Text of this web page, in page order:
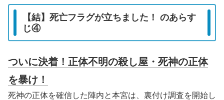
【結】死亡フラグが立ちました！ のあらす
じ④
ついに決着！正体不明の殺し屋・死神の正体
を暴け！
死神の正体を確信した陣内と本宮は、裏付け調査を開始し